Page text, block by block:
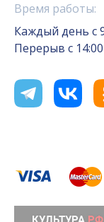
Время работы:
Каждый день с
Перерыв с